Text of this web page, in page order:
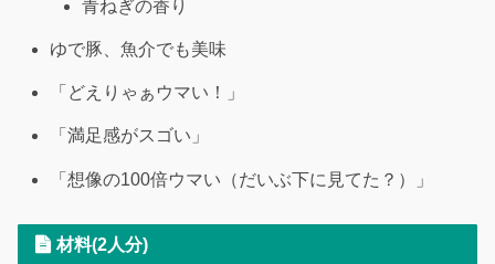
青ねぎの香り
ゆで豚、魚介でも美味
「どえりゃぁウマい！」
「満足感がスゴい」
「想像の100倍ウマい（だいぶ下に見てた？）」
材料(2人分)